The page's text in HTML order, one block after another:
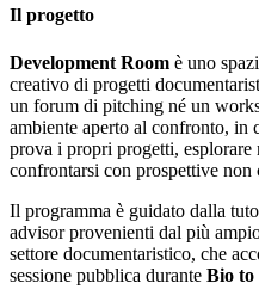
Il progetto
Development Room è uno
creativo di progetti
un forum di pitching né un
ambiente aperto al confronto, in
prova i propri progetti,
confrontarsi con prospettive non
Il programma è guidato dalla
advisor provenienti dal più
settore documentaristico, che
sessione pubblica durante Bio to